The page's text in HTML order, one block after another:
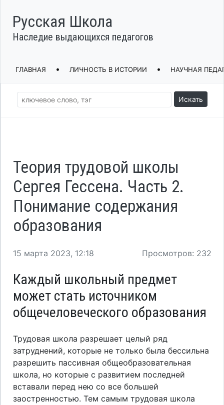
Русская Школа
Наследие выдающихся педагогов
ГЛАВНАЯ • ЛИЧНОСТЬ В ИСТОРИИ • НАУЧНАЯ
Искать
Теория трудовой школы
Сергея Гессена. Часть 2.
Понимание содержания
образования
15 марта 2023, 12:18 Просмотров: 232
Каждый школьный предмет
может стать источником
общечеловеческого образования
Трудовая школа разрешает целый ряд
затруднений, которые не только была бессильна
разрешить пассивная общеобразовательная
школа, но которые с развитием последней
вставали перед нею со все большей
заостренностью. Тем самым трудовая школа